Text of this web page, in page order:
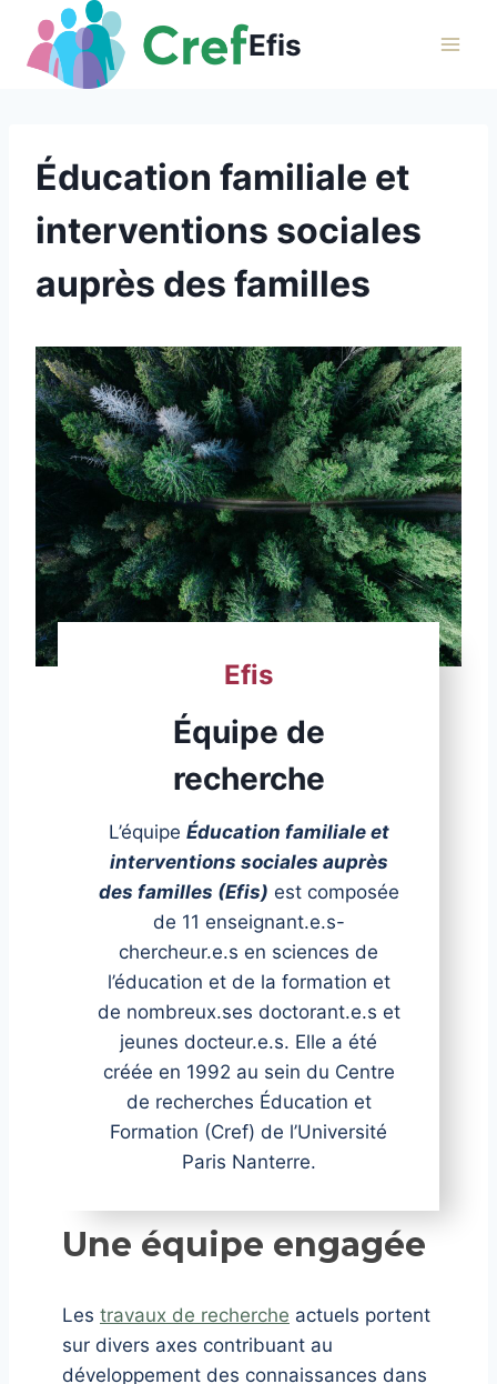
contenu
Efis
Éducation familiale et
interventions sociales
auprès des familles
Efis
Équipe de
recherche
L’équipe Éducation familiale et
interventions sociales auprès
des familles (Efis) est composée
de 11 enseignant.e.s-
chercheur.e.s en sciences de
l’éducation et de la formation et
de nombreux.ses doctorant.e.s et
jeunes docteur.e.s. Elle a été
créée en 1992 au sein du Centre
de recherches Éducation et
Formation (Cref) de l’Université
Paris Nanterre.
Une équipe engagée
Les travaux de recherche actuels portent
sur divers axes contribuant au
développement des connaissances dans